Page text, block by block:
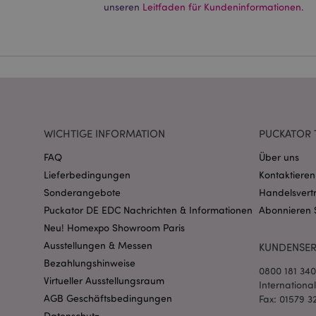
unseren Leitfaden für Kundeninformationen.
WICHTIGE INFORMATION
FAQ
Lieferbedingungen
Sonderangebote
Puckator DE EDC Nachrichten & Informationen
Neu! Homexpo Showroom Paris
Ausstellungen & Messen
Bezahlungshinweise
Virtueller Ausstellungsraum
AGB Geschäftsbedingungen
PUCKATOR
Über uns
Abonnieren
0800 181
Fax: 01579
Ohne unbedingt
invalidation
mage-messages